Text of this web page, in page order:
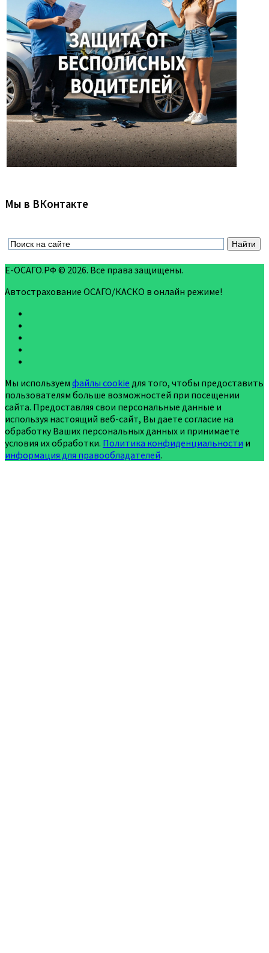
Мы в ВКонтакте
Е-ОСАГО.РФ © 2026. Все права защищены.
Автострахование ОСАГО/КАСКО в онлайн режиме!
Мы используем файлы cookie для того, чтобы предоставить
пользователям больше возможностей при посещении
сайта. Предоставляя свои персональные данные и
используя настоящий веб-сайт, Вы даете согласие на
обработку Ваших персональных данных и принимаете
условия их обработки. Политика конфиденциальности и
информация для правообладателей.